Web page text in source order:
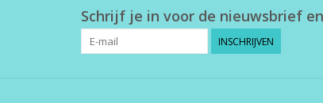
Schrijf je in voor de nieuwsbrief
INSCHRIJVEN